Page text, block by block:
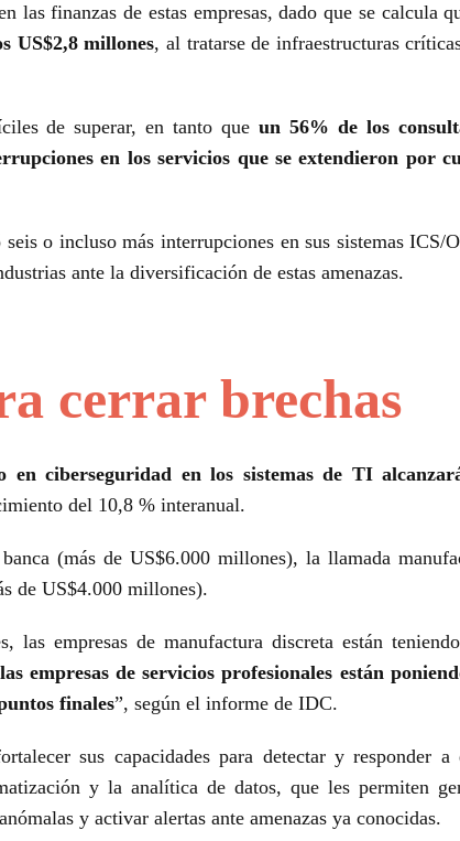
las finanzas de estas empresas, dado que se calcula
US$2,8 millones, al tratarse de infraestructuras
de superar, en tanto queun 56% de los
en los servicios que se extendieron por
o incluso más interrupciones en sus sistemas ICS/
ante la diversificación de estas amenazas.
cerrar brechas
en ciberseguridad en los sistemas de TI
del 10,8 % interanual.
(más de US$6.000 millones), la llamada
de US$4.000 millones).
empresas de manufactura discreta están
las empresas de servicios profesionales están
finales”, según el informe de IDC.
sus capacidades para detectar y responder a
y la analítica de datos, que les permiten
y activar alertas ante amenazas ya conocidas.